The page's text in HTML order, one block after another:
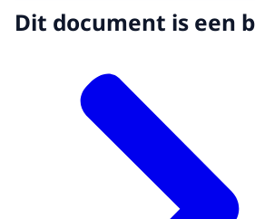
Dit document is een